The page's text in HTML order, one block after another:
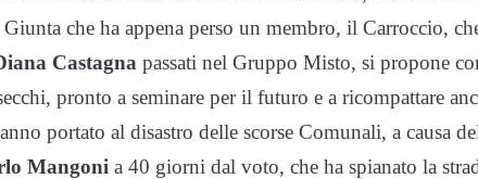
che ha appena perso un membro, il Carroccio,
Castagna passati nel Gruppo Misto, si propone
pronto a seminare per il futuro e a ricompattare
portato al disastro delle scorse Comunali, a causa
Mangoni a 40 giorni dal voto, che ha spianato la